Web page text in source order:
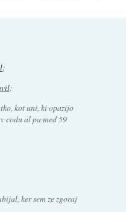
:
:
kot uni, ki opazijo
codu al pa med 59
ker sem ze zgoraj